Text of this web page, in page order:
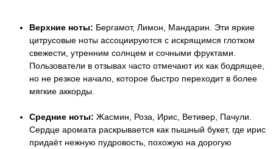
Верхние ноты: Бергамот, Лимон, Мандарин. Эти яркие
цитрусовые ноты ассоциируются с искрящимся глотком
свежести, утренним солнцем и сочными фруктами.
Пользователи в отзывах часто отмечают их как бодрящее,
но не резкое начало, которое быстро переходит в более
мягкие аккорды.
Средние ноты: Жасмин, Роза, Ирис, Ветивер, Пачули.
Сердце аромата раскрывается как пышный букет, где ирис
придаёт нежную пудровость, похожую на дорогую